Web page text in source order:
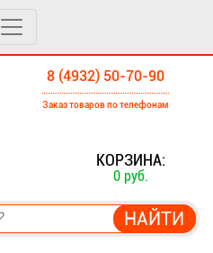
8 (4932) 50-70-90
Заказ товаров по телефонам
КОРЗИНА:
0 руб.